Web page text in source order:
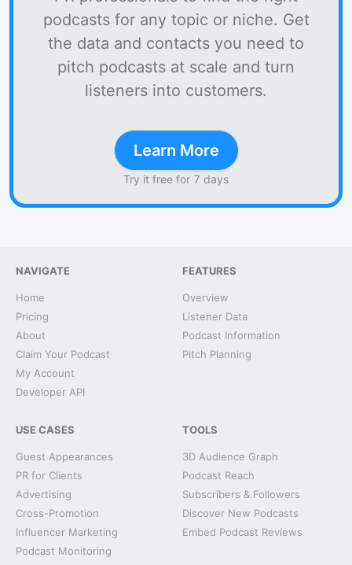
podcasts for any topic or niche. Get
the data and contacts you need to
pitch podcasts at scale and turn
listeners into customers.
Learn More
Try it free for 7 days
NAVIGATE
Home
Pricing
About
Claim Your Podcast
My Account
Developer API
FEATURES
Overview
Listener Data
Podcast Information
Pitch Planning
USE CASES
Guest Appearances
PR for Clients
Advertising
Cross-Promotion
Influencer Marketing
Podcast Monitoring
TOOLS
3D Audience Graph
Podcast Reach
Subscribers & Followers
Discover New Podcasts
Embed Podcast Reviews